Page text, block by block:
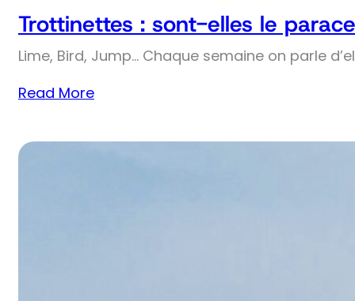
Trottinettes : sont-elles le
Lime, Bird, Jump… Chaque semaine on parle
Read More